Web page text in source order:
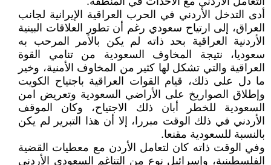
أدى التدخل الأردني في الحرب العراقية الإيرانية لجانب
العراق، إلى ارتياح سعودي رغم أن تطور العلاقات البينية
الأردنية العراقية بحد ذاته لم يكن بالأمر المرحب به
سعوديا، نتيجة المخاوف السعودية من تنامي القوة
العراقية والتي تشكل لها كثير من المخاوف الأمنية، وخير
ما دل على ذلك، قيام القوات العراقية باجتياح الكويت
وإطلاق الصواريخ على الأراضي السعودية وتعريض امن
السعودية للخطر أبان ذلك الاجتياح، وكان الموقف
الأردني في ذلك الوقت مبررا، إلا أن هذا التبرير لم يكن
بالنسبة للسعودية مقنعا.
وفي الوقت ذاته كان لتعامل الأردن مع معطيات القضية
الفلسطينية، وإسرائيل نوع من التناغم السعودي الأردني